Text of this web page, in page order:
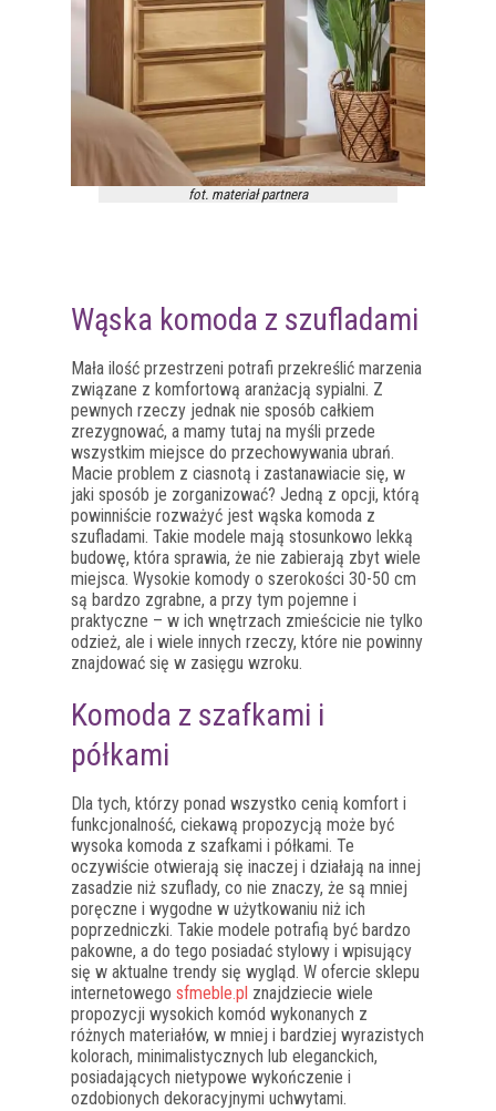
fot. materiał partnera
Wąska komoda z szufladami
Mała ilość przestrzeni potrafi przekreślić marzenia
związane z komfortową aranżacją sypialni. Z
pewnych rzeczy jednak nie sposób całkiem
zrezygnować, a mamy tutaj na myśli przede
wszystkim miejsce do przechowywania ubrań.
Macie problem z ciasnotą i zastanawiacie się, w
jaki sposób je zorganizować? Jedną z opcji, którą
powinniście rozważyć jest wąska komoda z
szufladami. Takie modele mają stosunkowo lekką
budowę, która sprawia, że nie zabierają zbyt wiele
miejsca. Wysokie komody o szerokości 30-50 cm
są bardzo zgrabne, a przy tym pojemne i
praktyczne – w ich wnętrzach zmieścicie nie tylko
odzież, ale i wiele innych rzeczy, które nie powinny
znajdować się w zasięgu wzroku.
Komoda z szafkami i
półkami
Dla tych, którzy ponad wszystko cenią komfort i
funkcjonalność, ciekawą propozycją może być
wysoka komoda z szafkami i półkami. Te
oczywiście otwierają się inaczej i działają na innej
zasadzie niż szuflady, co nie znaczy, że są mniej
poręczne i wygodne w użytkowaniu niż ich
poprzedniczki. Takie modele potrafią być bardzo
pakowne, a do tego posiadać stylowy i wpisujący
się w aktualne trendy się wygląd. W ofercie sklepu
internetowego sfmeble.pl znajdziecie wiele
propozycji wysokich komód wykonanych z
różnych materiałów, w mniej i bardziej wyrazistych
kolorach, minimalistycznych lub eleganckich,
posiadających nietypowe wykończenie i
ozdobionych dekoracyjnymi uchwytami.